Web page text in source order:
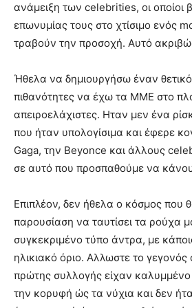
ανάμειξη των celebrities, οι οποίοι
επωνυμίας τους στο χτίσιμο ενός
τραβούν την προσοχή. Αυτό
Ήθελα να δημιουργήσω έναν
πιθανότητες να έχω τα ΜΜΕ στο
απειροελάχιστες. Ηταν μεν ένα
που ήταν υπολογίσιμα και έφερε
Gaga, την Beyonce και άλλους
σε αυτό που προσπαθούμε να
Επιπλέον, δεν ήθελα ο κόσμος που
παρουσίαση να ταυτίσει τα ρούχα
συγκεκριμένο τύπο άντρα, με
ηλικιακό όριο. Αλλωστε το γεγονός
πρώτης συλλογής είχαν
την κορυφή ώς τα νύχια και δεν